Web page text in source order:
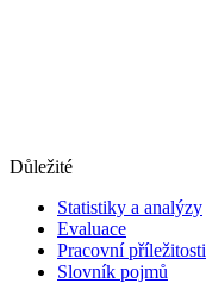
Důležité
Statistiky a analýzy
Evaluace
Pracovní příležitosti
Slovník pojmů